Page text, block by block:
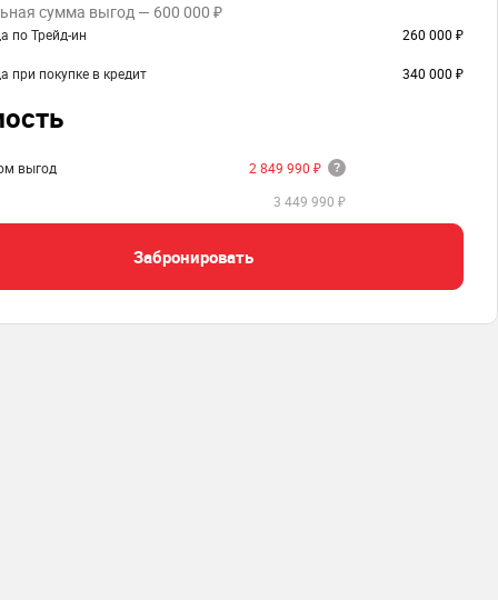
сумма выгод — 600 000 ₽
по Трейд-ин 260 000 ₽
при покупке в кредит 340 000 ₽
выгод
2 849 990 ₽
3 449 990 ₽
Забронировать